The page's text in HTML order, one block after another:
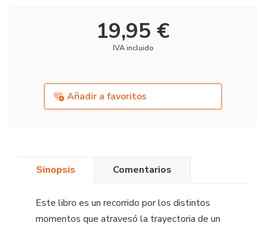
19,95 €
IVA incluido
Añadir a favoritos
Sinopsis Comentarios
Este libro es un recorrido por los distintos
momentos que atravesó la trayectoria de un